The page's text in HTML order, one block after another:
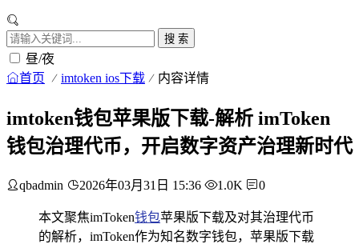
搜 索
昼/夜
首页 imtoken ios下载 内容详情
imtoken钱包苹果版下载-解析 imToken
钱包治理代币，开启数字资产治理新时代
qbadmin 2026年03月31日 15:36 1.0K 0
本文聚焦imToken钱包苹果版下载及对其治理代币
的解析，imToken作为知名数字钱包，苹果版下载